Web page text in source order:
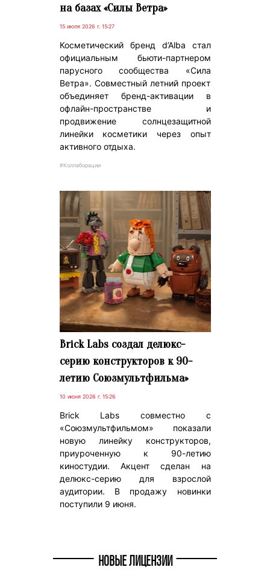
на базах «Силы Ветра»
15 июля 2026 г. 15:27
Косметический бренд d’Alba стал
официальным бьюти-партнером
парусного сообщества «Сила
Ветра». Совместный летний проект
объединяет бренд-активации в
офлайн-пространстве и
продвижение солнцезащитной
линейки косметики через опыт
активного отдыха.
#Коллаборации
Brick Labs создал делюкс-
серию конструкторов к 90-
летию Союзмультфильма»
10 июня 2026 г. 15:26
Brick Labs совместно с
«Союзмультфильмом» показали
новую линейку конструкторов,
приуроченную к 90-летию
киностудии. Акцент сделан на
делюкс-серию для взрослой
аудитории. В продажу новинки
поступили 9 июня.
НОВЫЕ ЛИЦЕНЗИИ